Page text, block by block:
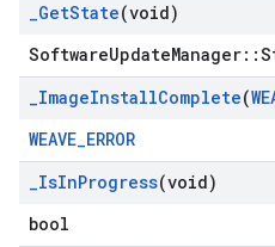
_GetState(void)
_ImageInstallComplete(
WEAVE_ERROR
_IsInProgress(void)
bool